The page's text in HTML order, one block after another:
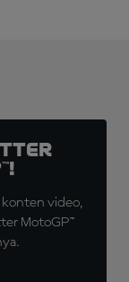
konten video,
MotoGP™